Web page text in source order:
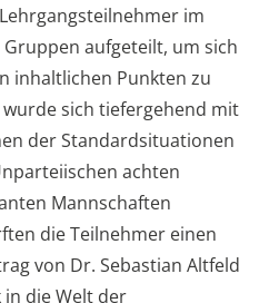
im
aufgeteilt, um sich
inhaltlichen Punkten zu
sich tiefergehend mit
der Standardsituationen
achten
Mannschaften
die Teilnehmer einen
von Dr. Sebastian Altfeld
die Welt der